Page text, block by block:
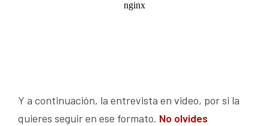
Y a continuación, la entrevista en video, por si la
quieres seguir en ese formato. No olvides